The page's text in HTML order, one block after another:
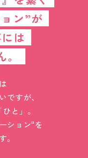
ン”が
は
ですが、
と」。
ション"を
。